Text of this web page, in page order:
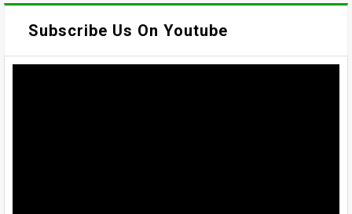
Subscribe Us On Youtube